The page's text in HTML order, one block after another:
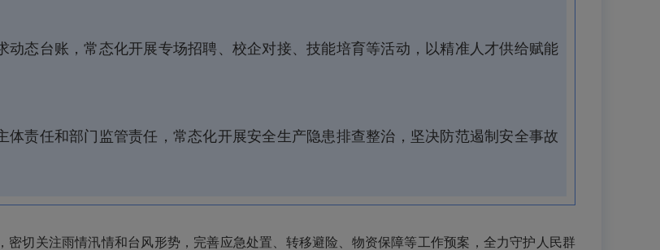
态台账，常态化开展专场招聘、校企对接、技能培育等活动，以精准人才供给赋能
责任和部门监管责任，常态化开展安全生产隐患排查整治，坚决防范遏制安全事故
切关注雨情汛情和台风形势，完善应急处置、转移避险、物资保障等工作预案，全力守护人民群